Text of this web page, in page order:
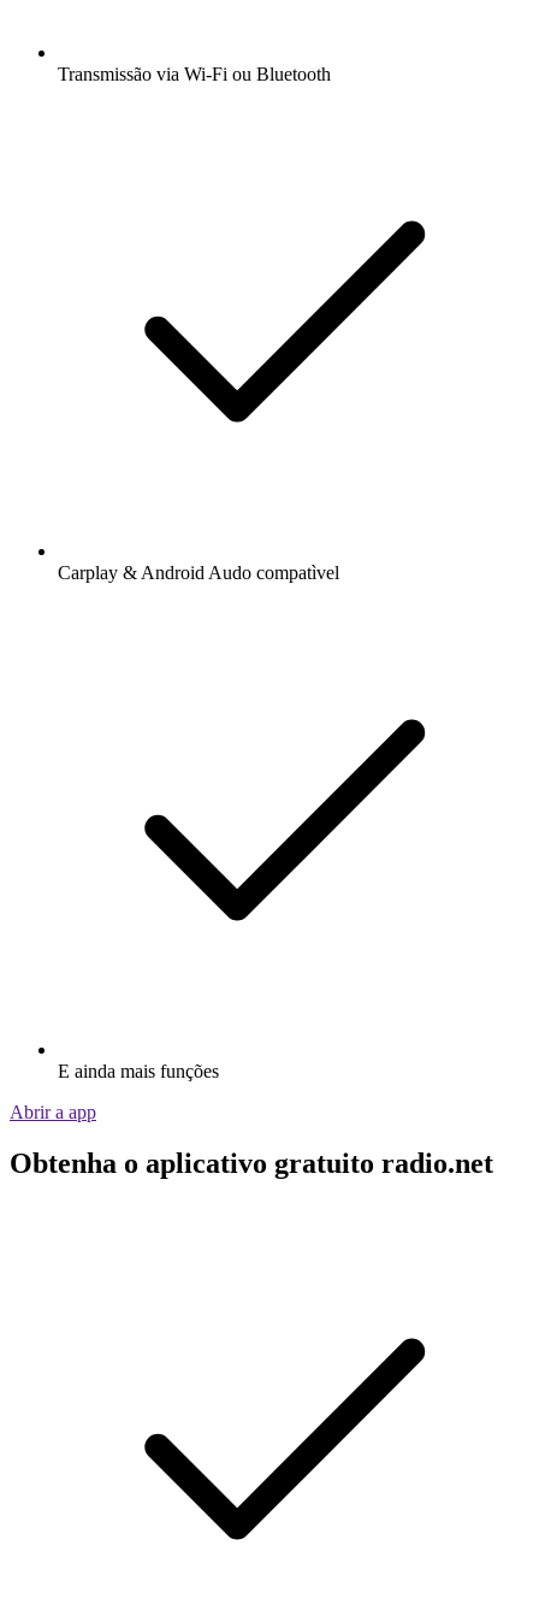
Transmissão via Wi-Fi ou Bluetooth
Carplay & Android Audo compatìvel
E ainda mais funções
Abrir a app
Obtenha o aplicativo gratuito radio.net